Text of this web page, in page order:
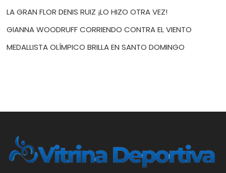
LA GRAN FLOR DENIS RUIZ ¡LO HIZO OTRA VEZ!
GIANNA WOODRUFF CORRIENDO CONTRA EL VIENTO
MEDALLISTA OLÍMPICO BRILLA EN SANTO DOMINGO